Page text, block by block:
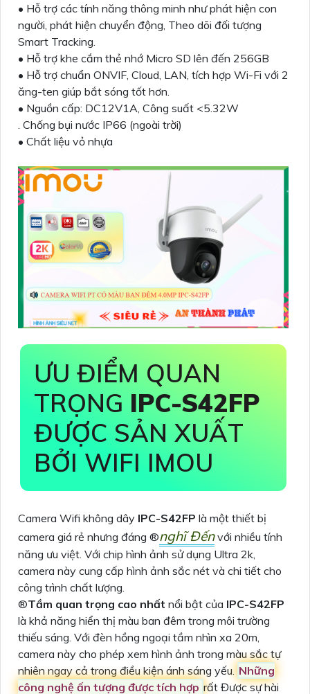
• Hỗ trợ các tính năng thông minh như phát hiện con
người, phát hiện chuyển động, Theo dõi đối tượng
Smart Tracking.
• Hỗ trợ khe cắm thẻ nhớ Micro SD lên đến 256GB
• Hỗ trợ chuẩn ONVIF, Cloud, LAN, tích hợp Wi-Fi với 2
ăng-ten giúp bắt sóng tốt hơn.
• Nguồn cấp: DC12V1A, Công suất <5.32W
. Chống bụi nước IP66 (ngoài trời)
• Chất liệu vỏ nhựa
ƯU ĐIỂM QUAN
TRỌNG IPC-S42FP
ĐƯỢC SẢN XUẤT
BỞI WIFI IMOU
Camera Wifi không dây IPC-S42FP là một thiết bị
camera giá rẻ nhưng đáng ®️nghĩ Đếnvới nhiều tính
năng ưu việt. Với chip hình ảnh sử dụng Ultra 2k,
camera này cung cấp hình ảnh sắc nét và chi tiết cho
công trình chất lượng.
®️Tầm quan trọng cao nhất nổi bật của IPC-S42FP
là khả năng hiển thị màu ban đêm trong môi trường
thiếu sáng. Với đèn hồng ngoại tầm nhìn xa 20m,
camera này cho phép xem hình ảnh trong màu sắc tự
nhiên ngay cả trong điều kiện ánh sáng yếu. Những
công nghệ ấn tượng được tích hợp rất Được sự hài